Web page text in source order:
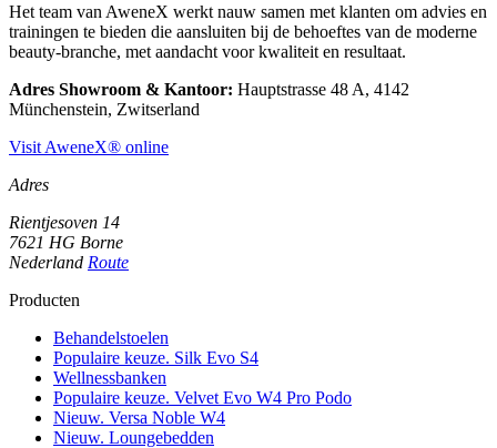
Het team van AweneX werkt nauw samen met klanten om advies en
trainingen te bieden die aansluiten bij de behoeftes van de moderne
beauty-branche, met aandacht voor kwaliteit en resultaat.
Adres Showroom & Kantoor: Hauptstrasse 48 A, 4142
Münchenstein, Zwitserland
Visit AweneX® online
Adres
Rientjesoven 14
7621 HG Borne
Nederland Route
Producten
Behandelstoelen
Populaire keuze. Silk Evo S4
Wellnessbanken
Populaire keuze. Velvet Evo W4 Pro Podo
Nieuw. Versa Noble W4
Nieuw. Loungebedden